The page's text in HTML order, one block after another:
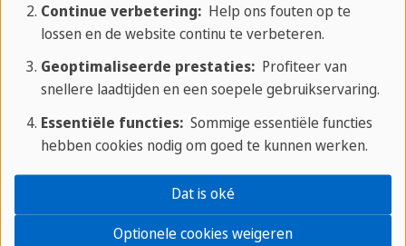
Dat komt doordat je continu oefent, feedback
krijgt én noodzaak voelt. Als je de weg moet
vragen of een fout drankje voor je neus krijgt, wil
motiveert.
Je leert ook de taal achter de taal
Continue verbetering:Help ons fouten op te
lossen en de website continu te verbeteren.
Geoptimaliseerde prestaties:Profiteer van
snellere laadtijden en een soepele gebruikservaring.
Essentiële functies:Sommige essentiële functies
hebben cookies nodig om goed te kunnen werken.
Optionele cookies weigeren
Dat is oké